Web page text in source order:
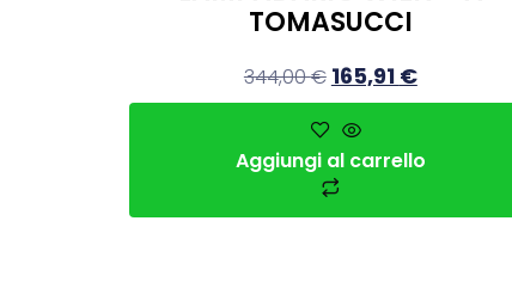
TOMASUCCI
344,00€ 165,91 €
Aggiungi al carrello